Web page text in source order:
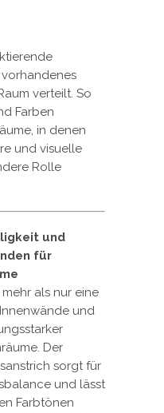
verteilt. So
Farben
in denen
und visuelle
Rolle
und
für
mehr als nur eine
und
Der
sorgt für
und lässt
Farbtönen